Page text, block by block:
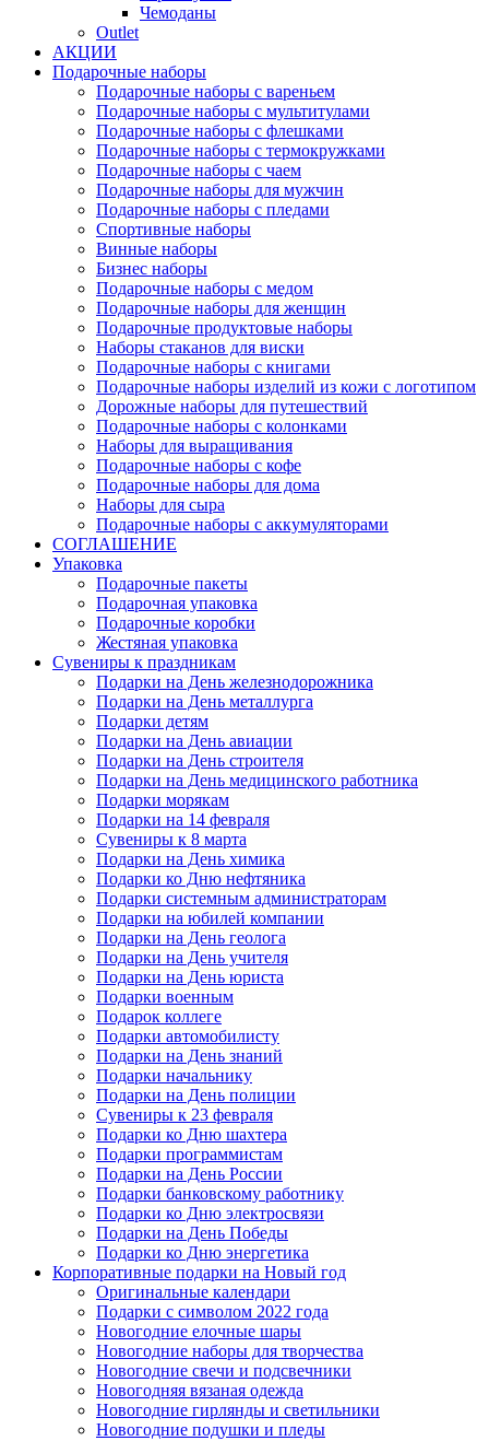
Чемоданы
Outlet
АКЦИИ
Подарочные наборы
Подарочные наборы с вареньем
Подарочные наборы с мультитулами
Подарочные наборы с флешками
Подарочные наборы с термокружками
Подарочные наборы с чаем
Подарочные наборы для мужчин
Подарочные наборы с пледами
Спортивные наборы
Винные наборы
Бизнес наборы
Подарочные наборы с медом
Подарочные наборы для женщин
Подарочные продуктовые наборы
Наборы стаканов для виски
Подарочные наборы с книгами
Подарочные наборы изделий из кожи с логотипом
Дорожные наборы для путешествий
Подарочные наборы с колонками
Наборы для выращивания
Подарочные наборы с кофе
Подарочные наборы для дома
Наборы для сыра
Подарочные наборы с аккумуляторами
СОГЛАШЕНИЕ
Упаковка
Подарочные пакеты
Подарочная упаковка
Подарочные коробки
Жестяная упаковка
Сувениры к праздникам
Подарки на День железнодорожника
Подарки на День металлурга
Подарки детям
Подарки на День авиации
Подарки на День строителя
Подарки на День медицинского работника
Подарки морякам
Подарки на 14 февраля
Сувениры к 8 марта
Подарки на День химика
Подарки ко Дню нефтяника
Подарки системным администраторам
Подарки на юбилей компании
Подарки на День геолога
Подарки на День учителя
Подарки на День юриста
Подарки военным
Подарок коллеге
Подарки автомобилисту
Подарки на День знаний
Подарки начальнику
Подарки на День полиции
Сувениры к 23 февраля
Подарки ко Дню шахтера
Подарки программистам
Подарки на День России
Подарки банковскому работнику
Подарки ко Дню электросвязи
Подарки на День Победы
Подарки ко Дню энергетика
Корпоративные подарки на Новый год
Оригинальные календари
Подарки с символом 2022 года
Новогодние елочные шары
Новогодние наборы для творчества
Новогодние свечи и подсвечники
Новогодняя вязаная одежда
Новогодние гирлянды и светильники
Новогодние подушки и пледы